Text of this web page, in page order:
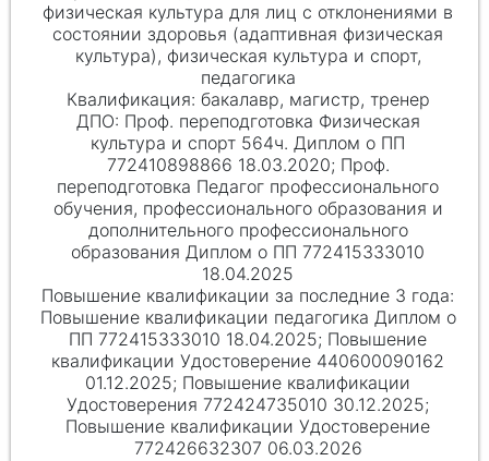
физическая культура для лиц с отклонениями в
состоянии здоровья (адаптивная физическая
культура), физическая культура и спорт,
педагогика
бакалавр, магистр, тренер
Проф. переподготовка Физическая
культура и спорт 564ч. Диплом о ПП
772410898866 18.03.2020; Проф.
переподготовка Педагог профессионального
обучения, профессионального образования и
дополнительного профессионального
образования Диплом о ПП 772415333010
18.04.2025
Повышение квалификации педагогика Диплом о
ПП 772415333010 18.04.2025; Повышение
квалификации Удостоверение 440600090162
01.12.2025; Повышение квалификации
Удостоверения 772424735010 30.12.2025;
Повышение квалификации Удостоверение
772426632307 06.03.2026